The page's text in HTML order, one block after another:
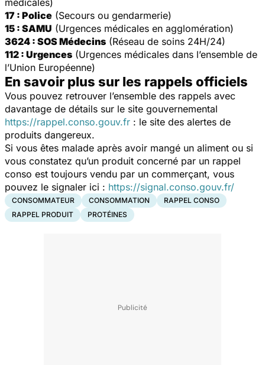
17 : Police (Secours ou gendarmerie)
15 : SAMU (Urgences médicales en agglomération)
3624 : SOS Médecins (Réseau de soins 24H/24)
112 : Urgences (Urgences médicales dans l’ensemble de
l’Union Européenne)
En savoir plus sur les rappels officiels
Vous pouvez retrouver l’ensemble des rappels avec
davantage de détails sur le site gouvernemental
https://rappel.conso.gouv.fr : le site des alertes de
produits dangereux.
Si vous êtes malade après avoir mangé un aliment ou si
vous constatez qu’un produit concerné par un rappel
conso est toujours vendu par un commerçant, vous
pouvez le signaler ici : https://signal.conso.gouv.fr/
CONSOMMATEUR CONSOMMATION
RAPPEL CONSO
RAPPEL PRODUIT
PROTÉINES